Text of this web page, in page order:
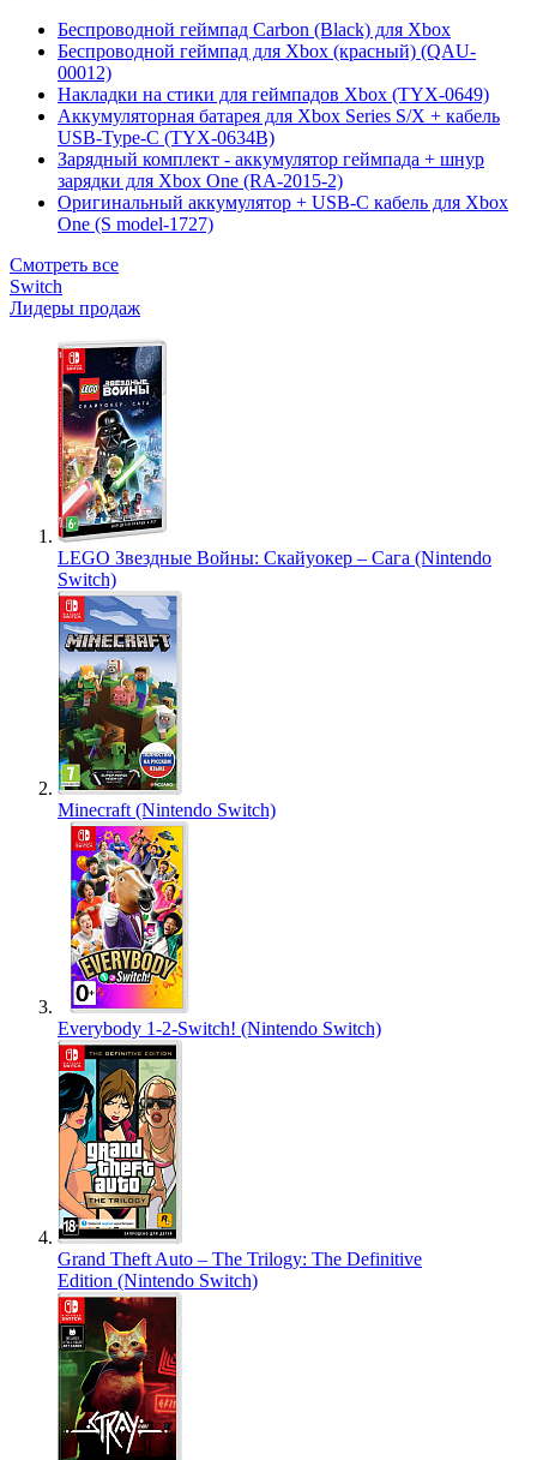
Беспроводной геймпад Carbon (Black) для Xbox
Беспроводной геймпад для Xbox (красный) (QAU-
00012)
Накладки на стики для геймпадов Xbox (TYX-0649)
Аккумуляторная батарея для Xbox Series S/X + кабель
USB-Type-C (TYX-0634B)
Зарядный комплект - аккумулятор геймпада + шнур
зарядки для Xbox One (RA-2015-2)
Оригинальный аккумулятор + USB-C кабель для Xbox
One (S model-1727)
Смотреть все
Switch
Лидеры продаж
LEGO Звездные Войны: Скайуокер – Сага (Nintendo
Switch)
Minecraft (Nintendo Switch)
Everybody 1-2-Switch! (Nintendo Switch)
Grand Theft Auto – The Trilogy: The Definitive
Edition (Nintendo Switch)